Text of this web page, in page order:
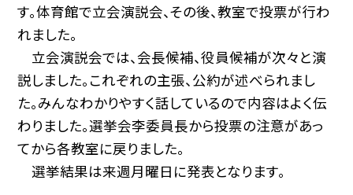
す。体育館で立会演説会、その後、教室で投票が行わ
れました。
立会演説会では、会長候補、役員候補が次々と演
説しました。これぞれの主張、公約が述べられまし
た。みんなわかりやすく話しているので内容はよく伝
わりました。選挙会李委員長から投票の注意があっ
てから各教室に戻りました。
選挙結果は来週月曜日に発表となります。